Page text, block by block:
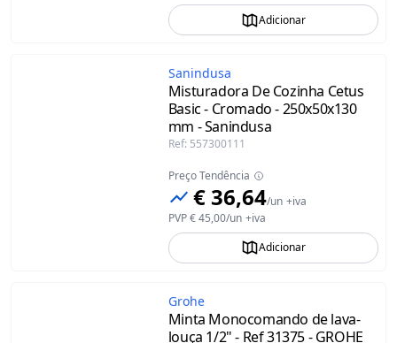
Adicionar
Sanindusa
Misturadora De Cozinha Cetus
Basic - Cromado - 250x50x130
mm - Sanindusa
Ref: 557300111
Preço Tendência
€ 36,64/un +iva
PVP€ 45,00/un +iva
Adicionar
Grohe
Minta Monocomando de lava-
louça 1/2" - Ref 31375 - GROHE